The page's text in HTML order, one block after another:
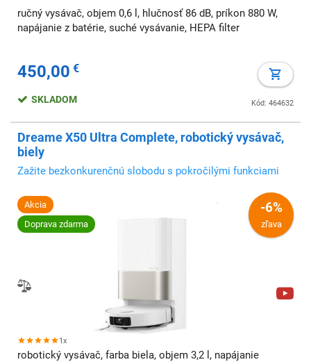
ručný vysávač, objem 0,6 l, hlučnosť 86 dB, príkon 880 W,
napájanie z batérie, suché vysávanie, HEPA filter
450,00 €
Kód: 464632
SKLADOM
Dreame X50 Ultra Complete, robotický vysávač,
biely
Zažite bezkonkurenčnú slobodu s pokročilými funkciami
Akcia
Doprava zdarma
-6%
zľava
1x
robotický vysávač, farba biela, objem 3,2 l, napájanie